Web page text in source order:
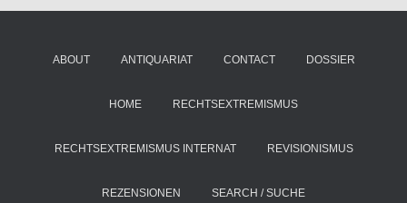
ABOUT ANTIQUARIAT CONTACT DOSSIER
HOME RECHTSEXTREMISMUS
RECHTSEXTREMISMUS INTERNAT REVISIONISMUS
REZENSIONEN SEARCH / SUCHE